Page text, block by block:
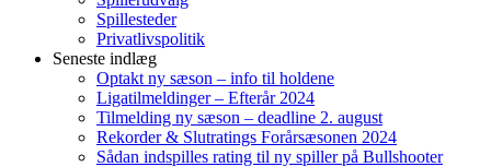
Spillesteder
Privatlivspolitik
Seneste indlæg
Optakt ny sæson – info til holdene
Ligatilmeldinger – Efterår 2024
Tilmelding ny sæson – deadline 2. august
Rekorder & Slutratings Forårsæsonen 2024
Sådan indspilles rating til ny spiller på Bullshooter